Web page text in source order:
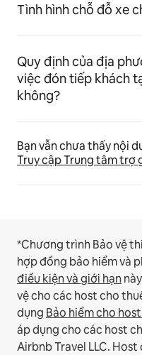
Tình hình chỗ đỗ xe
Quy định của địa
việc đón tiếp khách
không?
Bạn vẫn chưa thấy nội
Truy cập Trung tâm trợ
*Chương trình Bảo vệ
hợp đồng bảo hiểm và
điều kiện và giới hạn
vệ cho các host cho
dụng Bảo hiểm cho
áp dụng cho các host
Airbnb Travel LLC. Host